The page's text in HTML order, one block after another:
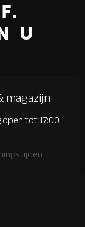
U
magazijn
open tot 17:00